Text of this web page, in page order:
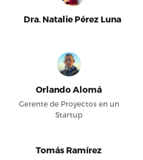
Dra. Natalie Pérez Luna
Orlando Alomá
Gerente de Proyectos en un
Startup
Tomás Ramírez